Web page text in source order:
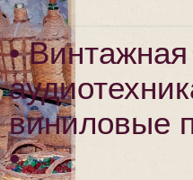
• Винтажная
виниловые
•